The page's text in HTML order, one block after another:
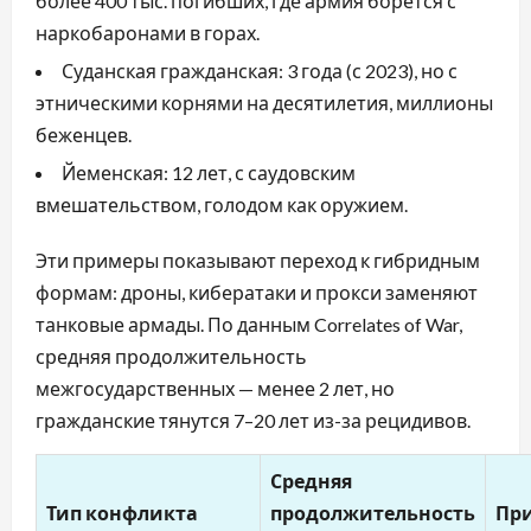
наркобаронами в горах.
Суданская гражданская: 3 года (с 2023), но с
этническими корнями на десятилетия, миллионы
беженцев.
Йеменская: 12 лет, с саудовским
вмешательством, голодом как оружием.
Эти примеры показывают переход к гибридным
формам: дроны, кибератаки и прокси заменяют
танковые армады. По данным Correlates of War,
средняя продолжительность
межгосударственных — менее 2 лет, но
гражданские тянутся 7–20 лет из-за рецидивов.
Тип конфликта
Средняя
продолжительность